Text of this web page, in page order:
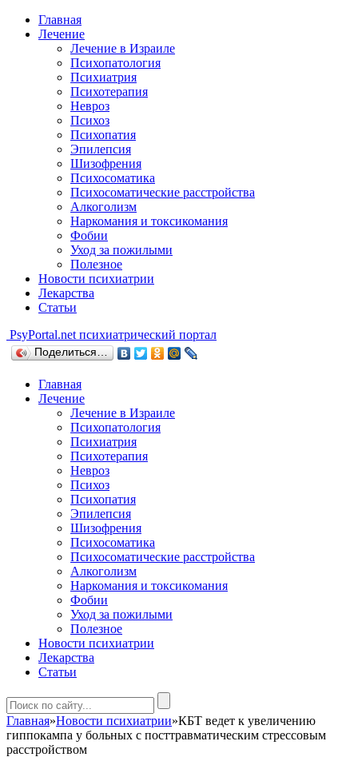
Главная
Лечение
Лечение в Израиле
Психопатология
Психиатрия
Психотерапия
Невроз
Психоз
Психопатия
Эпилепсия
Шизофрения
Психосоматика
Психосоматические расстройства
Алкоголизм
Наркомания и токсикомания
Фобии
Уход за пожилыми
Полезное
Новости психиатрии
Лекарства
Статьи
PsyPortal.net психиатрический портал
Поделиться…
Главная
Лечение
Лечение в Израиле
Психопатология
Психиатрия
Психотерапия
Невроз
Психоз
Психопатия
Эпилепсия
Шизофрения
Психосоматика
Психосоматические расстройства
Алкоголизм
Наркомания и токсикомания
Фобии
Уход за пожилыми
Полезное
Новости психиатрии
Лекарства
Статьи
Главная»Новости психиатрии»КБТ ведет к увеличению
гиппокампа у больных с посттравматическим стрессовым
расстройством